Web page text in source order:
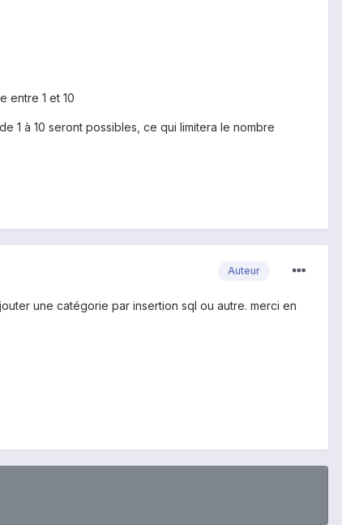
entre 1 et 10
1 à 10 seront possibles, ce qui limitera le nombre
Auteur
une catégorie par insertion sql ou autre. merci en